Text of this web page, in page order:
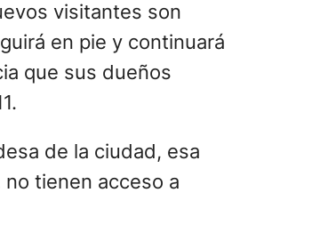
visitantes son
en pie y continuará
que sus dueños
de la ciudad, esa
tienen acceso a